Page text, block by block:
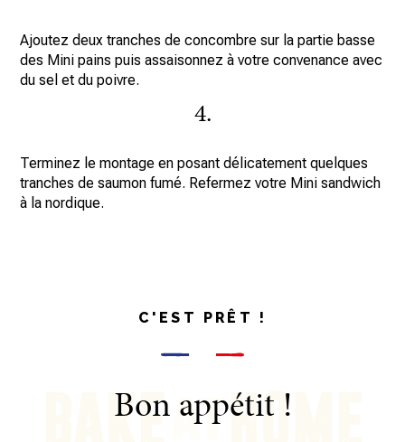
Ajoutez deux tranches de concombre sur la partie basse
des Mini pains puis assaisonnez à votre convenance avec
du sel et du poivre.
4.
Terminez le montage en posant délicatement quelques
tranches de saumon fumé. Refermez votre Mini sandwich
à la nordique.
C'EST PRÊT !
Bon appétit !